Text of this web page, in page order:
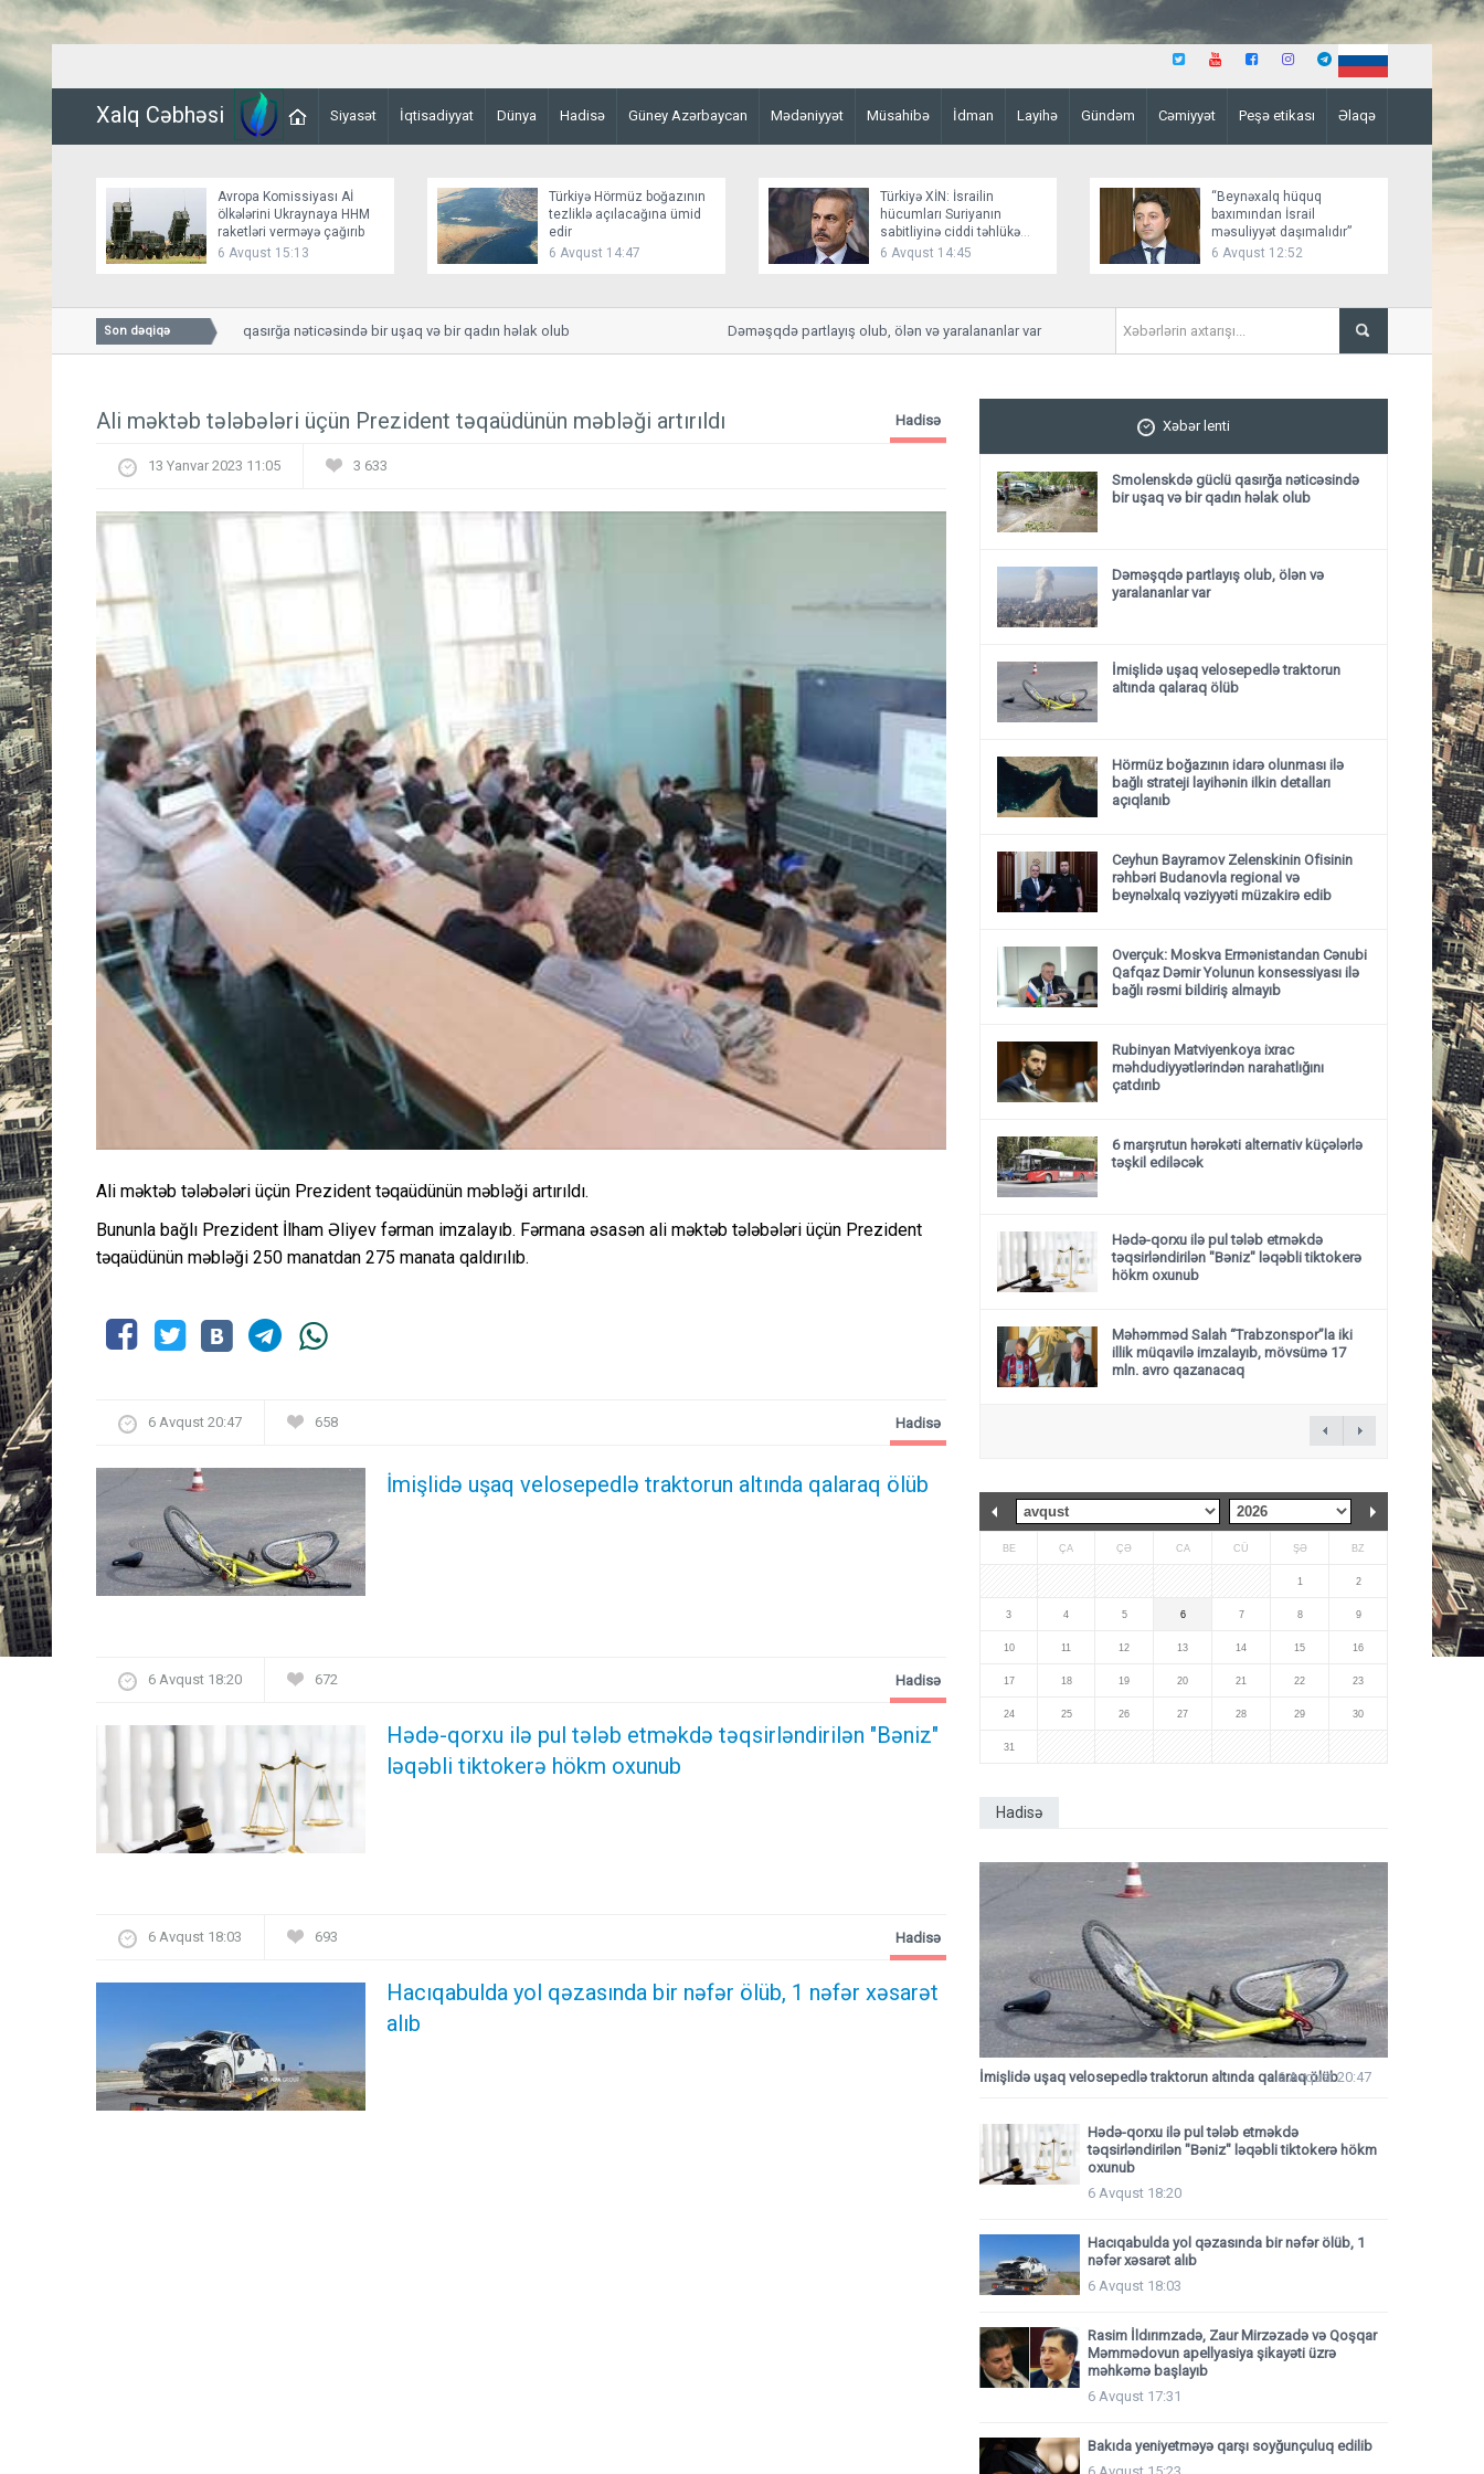
Xalq Cəbhəsi Siyasət İqtisadiyyat Dünya Hadisə Güney Azərbaycan Mədəniyyət Müsahibə İdman Layihə Gündəm Cəmiyyət Peşə etikası Əlaqə
Avropa Komissiyası Aİ
ölkələrini Ukraynaya HHM
raketləri verməyə çağırıb
6 Avqust 15:13
Türkiyə Hörmüz boğazının
tezliklə açılacağına ümid
edir
6 Avqust 14:47
Türkiyə XİN: İsrailin
hücumları Suriyanın
sabitliyinə ciddi təhlükə
yaradır
6 Avqust 14:45
“Beynəxalq hüquq
baxımından İsrail
məsuliyyət daşımalıdır”
6 Avqust 12:52
Son dəqiqə
Smolenskdə güclü qasırğa nəticəsində bir uşaq və bir qadın həlak olub Dəməşqdə partlayış olub, ölən və yaralananlar var İmişlidə uşaq
Ali məktəb tələbələri üçün Prezident təqaüdünün məbləği artırıldı Hadisə
13 Yanvar 2023 11:05 3 633
Ali məktəb tələbələri üçün Prezident təqaüdünün məbləği artırıldı.
Bununla bağlı Prezident İlham Əliyev fərman imzalayıb. Fərmana əsasən ali məktəb tələbələri üçün Prezident
təqaüdünün məbləği 250 manatdan 275 manata qaldırılıb.
6 Avqust 20:47 658
İmişlidə uşaq velosepedlə traktorun altında qalaraq ölüb
Hadisə
6 Avqust 18:20 672
Hədə-qorxu ilə pul tələb etməkdə təqsirləndirilən "Bəniz"
ləqəbli tiktokerə hökm oxunub
Hadisə
6 Avqust 18:03 693
Hacıqabulda yol qəzasında bir nəfər ölüb, 1 nəfər xəsarət
alıb
Hadisə
Xəbər lenti
Smolenskdə güclü qasırğa nəticəsində
bir uşaq və bir qadın həlak olub
Dəməşqdə partlayış olub, ölən və
yaralananlar var
İmişlidə uşaq velosepedlə traktorun
altında qalaraq ölüb
Hörmüz boğazının idarə olunması ilə
bağlı strateji layihənin ilkin detalları
açıqlanıb
Ceyhun Bayramov Zelenskinin Ofisinin
rəhbəri Budanovla regional və
beynəlxalq vəziyyəti müzakirə edib
Overçuk: Moskva Ermənistandan Cənubi
Qafqaz Dəmir Yolunun konsessiyası ilə
bağlı rəsmi bildiriş almayıb
Rubinyan Matviyenkoya ixrac
məhdudiyyətlərindən narahatlığını
çatdırıb
6 marşrutun hərəkəti alternativ küçələrlə
təşkil ediləcək
Hədə-qorxu ilə pul tələb etməkdə
təqsirləndirilən "Bəniz" ləqəbli tiktokerə
hökm oxunub
Məhəmməd Salah “Trabzonspor”la iki
illik müqavilə imzalayıb, mövsümə 17
mln. avro qazanacaq
BE ÇA ÇƏ CA CÜ ŞƏ BZ
1 2
3 4 5 6 7 8 9
10 11 12 13 14 15 16
17 18 19 20 21 22 23
24 25 26 27 28 29 30
31
Hadisə
İmişlidə uşaq velosepedlə traktorun altında qalaraq ölüb
6 Avqust 20:47
Hədə-qorxu ilə pul tələb etməkdə
təqsirləndirilən "Bəniz" ləqəbli tiktokerə hökm
oxunub
6 Avqust 18:20
Hacıqabulda yol qəzasında bir nəfər ölüb, 1
nəfər xəsarət alıb
6 Avqust 18:03
Rasim İldırımzadə, Zaur Mirzəzadə və Qoşqar
Məmmədovun apellyasiya şikayəti üzrə
məhkəmə başlayıb
6 Avqust 17:31
Bakıda yeniyetməyə qarşı soyğunçuluq edilib